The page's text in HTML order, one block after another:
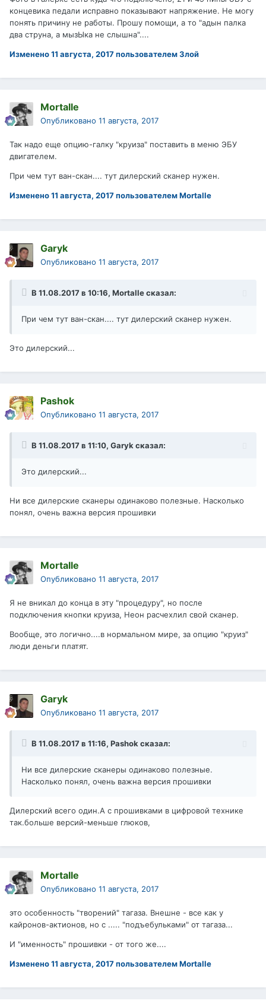
концевика педали исправно показывают напряжение. Не могу
понять причину не работы. Прошу помощи, а то "адын палка
два струна, а мызЫка не слышна"....
Изменено11 августа, 2017пользователем Злой
Mortalle
Опубликовано 11 августа, 2017
Так надо еще опцию-галку "круиза" поставить в меню ЭБУ
двигателем.
При чем тут ван-скан.... тут дилерский сканер нужен.
Изменено11 августа, 2017пользователем Mortalle
Garyk
Опубликовано 11 августа, 2017
В 11.08.2017 в 10:16, Mortalleсказал:
При чем тут ван-скан.... тут дилерский сканер нужен.
Это дилерский...
Pashok
Опубликовано 11 августа, 2017
В 11.08.2017 в 11:10, Garykсказал:
Это дилерский...
Ни все дилерские сканеры одинаково полезные. Насколько
понял, очень важна версия прошивки
Mortalle
Опубликовано 11 августа, 2017
Я не вникал до конца в эту "процедуру", но после
подключения кнопки круиза, Неон расчехлил свой сканер.
Вообще, это логично....в нормальном мире, за опцию "круиз"
люди деньги платят.
Garyk
Опубликовано 11 августа, 2017
В 11.08.2017 в 11:16, Pashokсказал:
Ни все дилерские сканеры одинаково полезные.
Насколько понял, очень важна версия прошивки
Дилерский всего один.А с прошивками в цифровой технике
так.больше версий-меньше глюков,
Mortalle
Опубликовано 11 августа, 2017
это особенность "творений" тагаза. Внешне - все как у
кайронов-актионов, но с ..... "подъебульками" от тагаза...
И "именность" прошивки - от того же....
Изменено11 августа, 2017пользователем Mortalle